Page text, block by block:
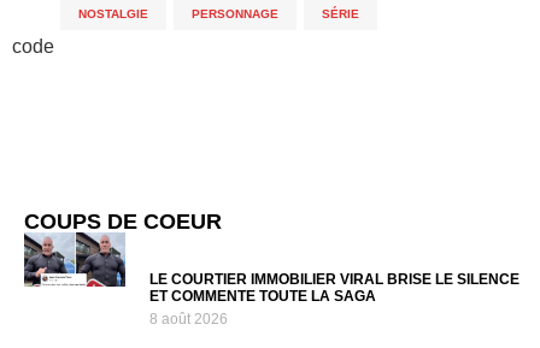
NOSTALGIE PERSONNAGE SÉRIE
code
COUPS DE COEUR
LE COURTIER IMMOBILIER VIRAL BRISE LE SILENCE
ET COMMENTE TOUTE LA SAGA
8 août 2026